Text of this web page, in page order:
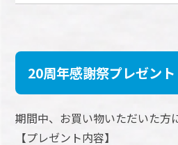
20周年感謝祭プレゼント
期間中、お買い物いただいた方
【プレゼント内容】